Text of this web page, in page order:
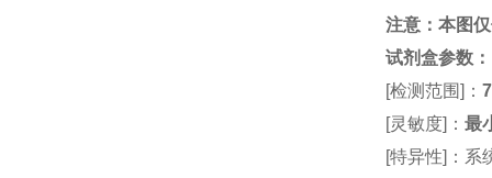
注意：本图
试剂盒参数 ：
[检测范围]：
[灵敏度]：最
[特异性]：系